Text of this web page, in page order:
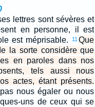
lettres sont sévères et
en personne, il est
est méprisable.
11 Que
la sorte considère que
en paroles dans nos
tels aussi nous
actes, étant présents.
nous égaler ou nous
uns de ceux qui se